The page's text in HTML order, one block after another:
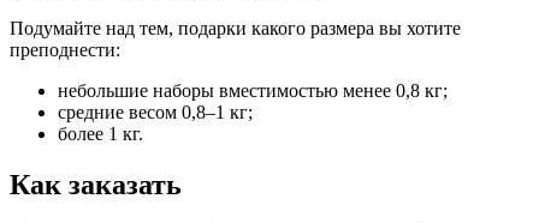
Подумайте над тем, подарки какого размера вы хотите
преподнести:
небольшие наборы вместимостью менее 0,8 кг;
средние весом 0,8–1 кг;
более 1 кг.
Как заказать